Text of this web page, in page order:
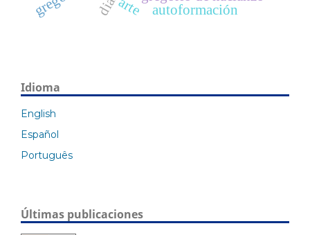
arte autoformación
Idioma
English
Español
Português
Últimas publicaciones